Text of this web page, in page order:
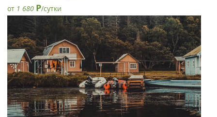
от 1 680 Р/сутки